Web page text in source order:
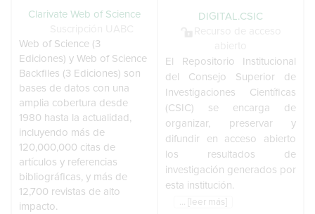
Clarivate Web of Science
Web of Science (3
Ediciones) y Web of Science
Backfiles (3 Ediciones) son
bases de datos con una
amplia cobertura desde
1980 hasta la actualidad,
incluyendo más de
120,000,000 citas de
artículos y referencias
bibliográficas, y más de
12,700 revistas de alto
impacto.
DIGITAL.CSIC
El Repositorio Institucional
del Consejo Superior de
Investigaciones Científicas
(CSIC) se encarga de
organizar, preservar y
difundir en acceso abierto
los resultados de
investigación generados por
esta institución.
... [leer más]